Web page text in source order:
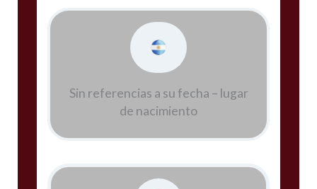
Sin referencias a su fecha – lugar
de nacimiento